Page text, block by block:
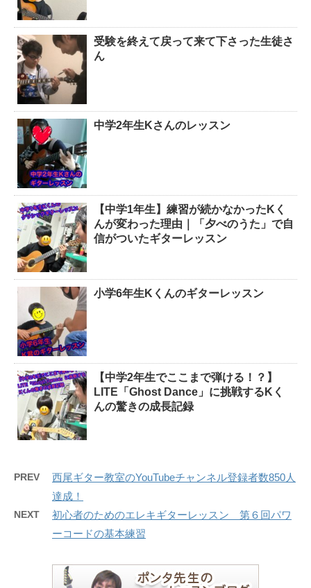
受験を終えて戻って来て下さった生徒さ
ん
中学2年生Kさんのレッスン
【中学1年生】練習が続かなかったKく
んが変わった理由｜「夕べのうた」で自
信がついたギターレッスン
小学6年生Kくんのギターレッスン
【中学2年生でここまで弾ける！？】
LITE「Ghost Dance」に挑戦するKく
んの驚きの成長記録
PREV
西尾ギター教室のYouTubeチャンネル登録者数850人
達成！
NEXT
初心者のためのエレキギターレッスン 第６回パワ
ーコードの基本練習